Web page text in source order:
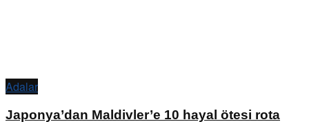
Adalar
Japonya’dan Maldivler’e 10 hayal ötesi rota